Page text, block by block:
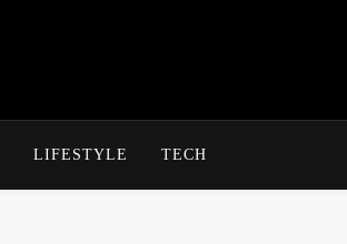
LIFESTYLE TECH